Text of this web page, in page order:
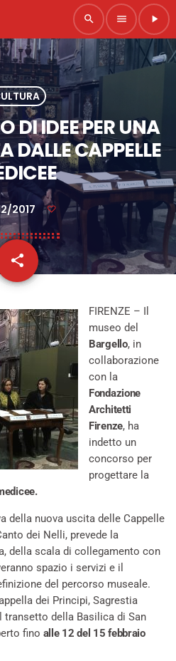
search menu play_arrow
DI IDEE PER UNA
DALLE CAPPELLE
2017
share
email
FIRENZE – Il
museo del
Bargello, in
collaborazione
con la
Fondazione
Architetti
Firenze, ha
indetto un
concorso per
progettare la
della nuova uscita delle Cappelle
dei Nelli, prevede la
della scala di collegamento con
spazio i servizi e il
del percorso museale.
dei Principi, Sagrestia
transetto della Basilica di San
fino alle 12 del 15 febbraio